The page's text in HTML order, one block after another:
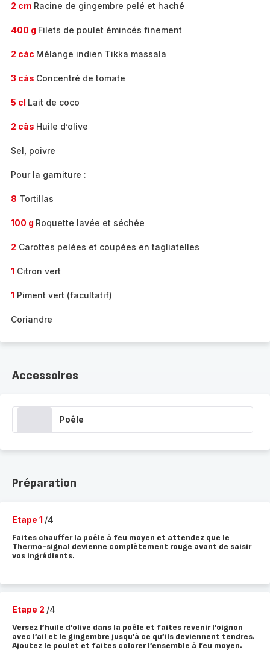
2 cm Racine de gingembre pelé et haché
400 g Filets de poulet émincés finement
2 càc Mélange indien Tikka massala
3 càs Concentré de tomate
5 cl Lait de coco
2 càs Huile d’olive
Sel, poivre
Pour la garniture :
8 Tortillas
100 g Roquette lavée et séchée
2 Carottes pelées et coupées en tagliatelles
1 Citron vert
1 Piment vert (facultatif)
Coriandre
Accessoires
Poêle
Préparation
Etape 1 /4
Faites chauffer la poêle à feu moyen et attendez que le
Thermo-signal devienne complètement rouge avant de saisir
vos ingrédients.
Etape 2 /4
Versez l’huile d’olive dans la poêle et faites revenir l’oignon
avec l’ail et le gingembre jusqu’à ce qu’ils deviennent tendres.
Ajoutez le poulet et faites colorer l’ensemble à feu moyen.